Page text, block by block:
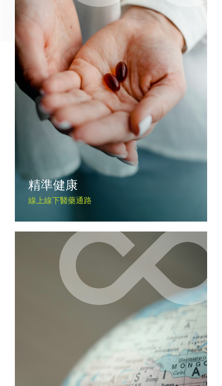
精準健康
線上線下醫藥通路